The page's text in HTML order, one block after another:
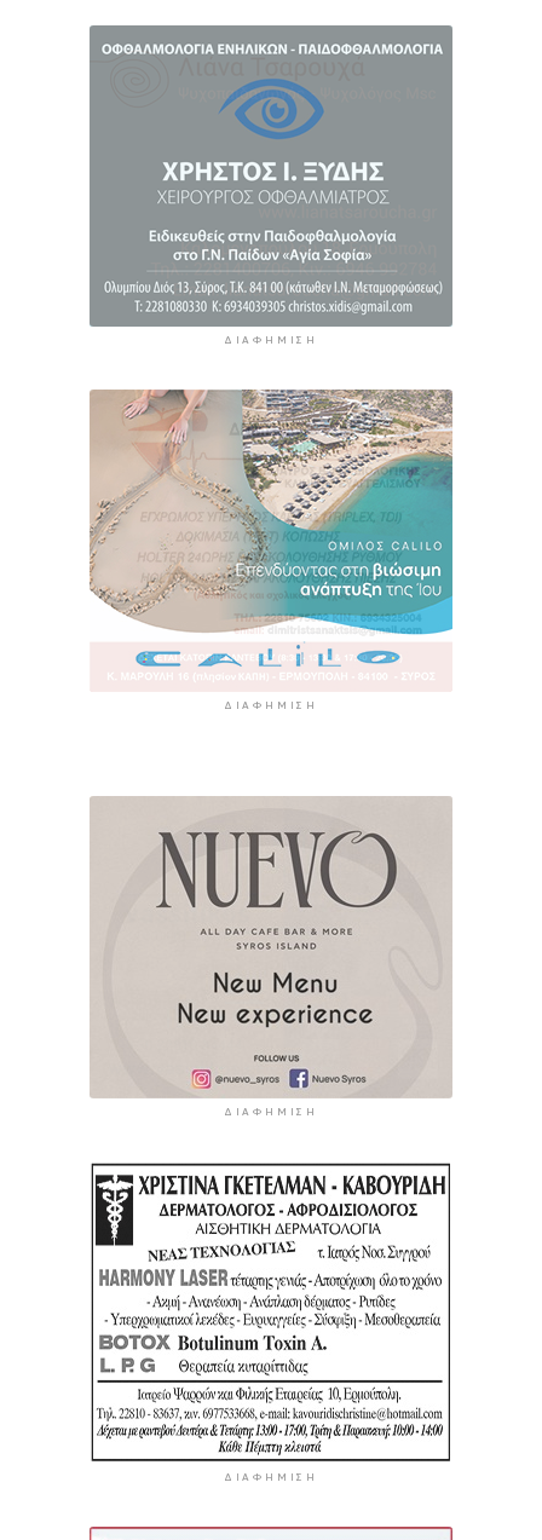
πάλι σε ισχύ τη Συμφωνία Σένγκεν εντός της
«Στάχτη» 272.860 στρέμματα αυτό το
14 ώρες 7 λεπτά πρίν
ΔΙΑΦΉΜΙΣΗ
ΔΙΑΦΉΜΙΣΗ
ΔΙΑΦΉΜΙΣΗ
ΔΙΑΦΉΜΙΣΗ